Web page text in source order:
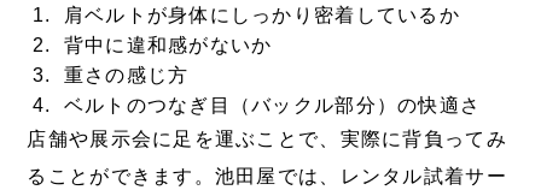
肩ベルトが身体にしっかり密着しているか
背中に違和感がないか
重さの感じ方
ベルトのつなぎ目（バックル部分）の快適さ
店舗や展示会に足を運ぶことで、実際に背負ってみ
ることができます。池田屋では、レンタル試着サー